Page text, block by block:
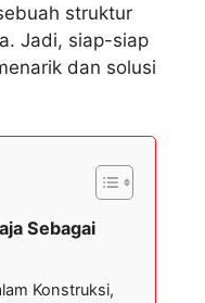
struktur
Jadi, siap-siap
dan solusi
Sebagai
Konstruksi,